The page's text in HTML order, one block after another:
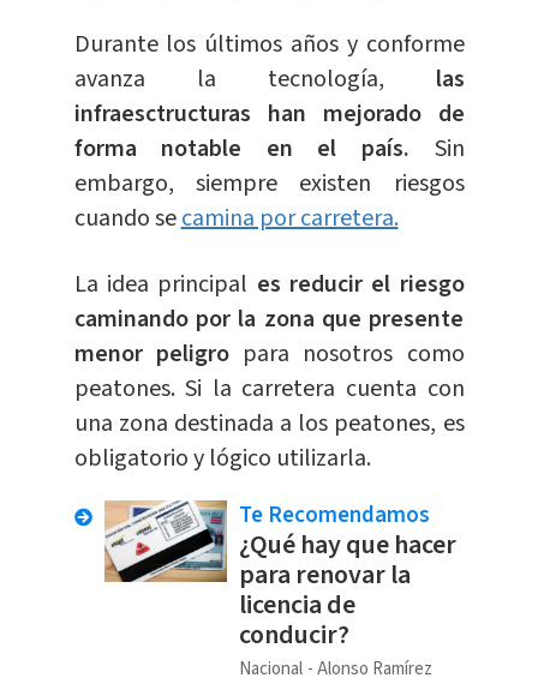
Durante los últimos años y conforme
avanza la tecnología, las
infraesctructuras han mejorado de
forma notable en el país. Sin
embargo, siempre existen riesgos
cuando secamina por carretera.
La idea principal es reducir el riesgo
caminando por la zona que presente
menor peligropara nosotros como
peatones. Si la carretera cuenta con
una zona destinada a los peatones, es
obligatorio y lógico utilizarla.
Te Recomendamos
¿Qué hay que hacer
para renovar la
licencia de
conducir?
Nacional Alonso Ramírez